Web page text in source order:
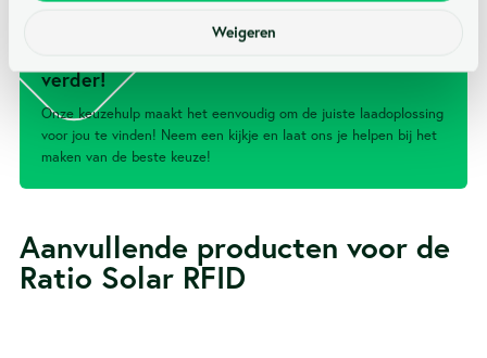
Weigeren
verder!
Onze keuzehulp maakt het eenvoudig om de juiste laadoplossing
voor jou te vinden! Neem een kijkje en laat ons je helpen bij het
maken van de beste keuze!
Aanvullende producten voor de
Ratio Solar RFID